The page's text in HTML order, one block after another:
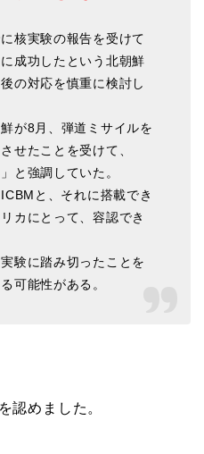
核実験の報告を受けて
成功したという北朝鮮
の対応を慎重に検討し
が8月、弾道ミサイルを
せたことを受けて、
」と強調していた。
と、それに搭載でき
カにとって、容認でき
験に踏み切ったことを
可能性がある。
認めました。